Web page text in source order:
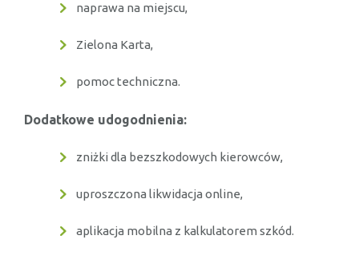
naprawa na miejscu,
Zielona Karta,
pomoc techniczna.
Dodatkowe udogodnienia:
zniżki dla bezszkodowych kierowców,
uproszczona likwidacja online,
aplikacja mobilna z kalkulatorem szkód.